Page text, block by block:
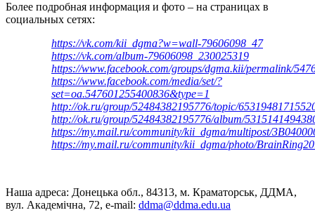
Более подробная информация и фото – на страницах в
социальных сетях:
https://vk.com/kii_dgma?w=wall-79606098_47
https://vk.com/album-79606098_230025319
https://www.facebook.com/groups/dgma.kii/permalink/
https://www.facebook.com/media/set/?
set=oa.547601255400836&type=1
http://ok.ru/group/52484382195776/topic/
http://ok.ru/group/52484382195776/album/
https://my.mail.ru/community/kii_dgma/multipost/
https://my.mail.ru/community/kii_dgma/photo/
Наша адреса: Донецька обл., 84313, м. Краматорськ, ДДМА,
вул. Академічна, 72, е-mail: ddma@ddma.edu.ua